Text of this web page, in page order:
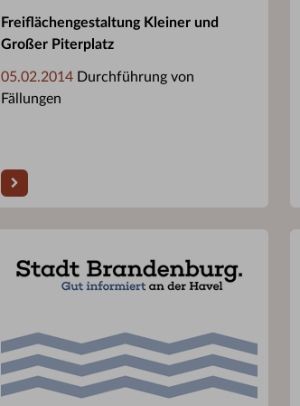
Freiflächengestaltung Kleiner und
Großer Piterplatz
05.02.2014 Durchführung von
Fällungen